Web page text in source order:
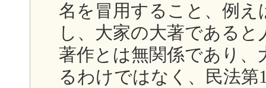
名を冒用すること、例え
し、大家の大著である
著作とは無関係であり、
るわけではなく、民法